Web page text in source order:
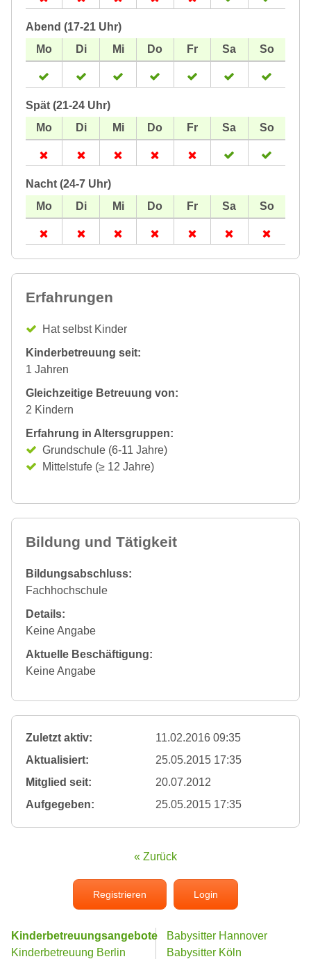
Abend (17-21 Uhr)
Spät (21-24 Uhr)
Nacht (24-7 Uhr)
Erfahrungen
Hat selbst Kinder
Kinderbetreuung seit:
1 Jahren
Gleichzeitige Betreuung von:
2 Kindern
Erfahrung in Altersgruppen:
Grundschule (6-11 Jahre)
Mittelstufe (≥ 12 Jahre)
Bildung und Tätigkeit
Bildungsabschluss:
Fachhochschule
Details:
Keine Angabe
Aktuelle Beschäftigung:
Keine Angabe
Zuletzt aktiv:
11.02.2016 09:35
Aktualisiert:
25.05.2015 17:35
Mitglied seit:
20.07.2012
Aufgegeben:
25.05.2015 17:35
« Zurück
Registrieren Login
Kinderbetreuungsangebote
Kinderbetreuung Berlin
Babysitter Hannover
Babysitter Köln